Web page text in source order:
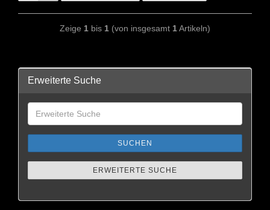
Zeige 1 bis 1 (von insgesamt 1Artikeln)
Erweiterte Suche
SUCHEN
ERWEITERTE SUCHE